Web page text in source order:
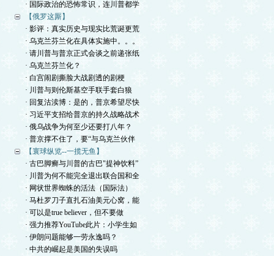
· 国际政治的恐怖常识，连川普都学
【俄罗这厮】
· 影评：真实历史与现实比荒诞更荒
· 乌克兰芬兰化在具体实施中。。。
· 请川普与普京正式会谈之前递张纸
· 乌克兰芬兰化？
· 白宫闹剧撕脸大战剧透的剧梗
· 川普与则伦斯基空手联手套白狼
· 回复沽渎博：是的，普京希望尽快
· 习近平支招给普京的持久战略战术
· 俄乌战争为何至少还要打八年？
· 普京撑不住了，要“与乌克兰伙伴
【寰球纵览--一揽无鱼】
· 古巴脚癣与川普的古巴"提神饮料”
· 川普为何不能完全退出联合国和全
· 网状世界蜘蛛的活法（国际法）
· 马杜罗刀子直扎石油美元心窝，能
· 可以是true believer，但不要做
· 强力推荐YouTube此片：小学生如
· 伊朗问题能够一劳永逸吗？
· 中共的崛起是美国的失误吗